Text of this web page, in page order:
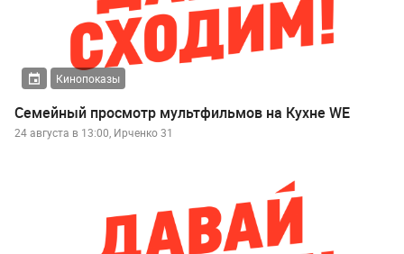
Кинопоказы
Семейный просмотр мультфильмов на Кухне WE
24 августа в 13:00, Ирченко 31